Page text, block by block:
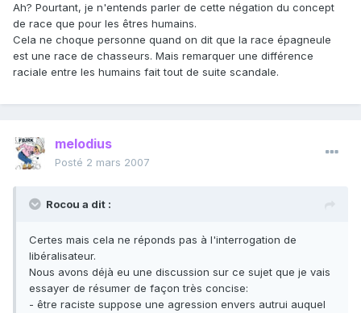
Ah? Pourtant, je n'entends parler de cette négation du concept
de race que pour les êtres humains.
Cela ne choque personne quand on dit que la race épagneule
est une race de chasseurs. Mais remarquer une différence
raciale entre les humains fait tout de suite scandale.
melodius
Posté 2 mars 2007
Rocou a dit :
Certes mais cela ne réponds pas à l'interrogation de
libéralisateur.
Nous avons déjà eu une discussion sur ce sujet que je vais
essayer de résumer de façon très concise:
- être raciste suppose une agression envers autrui auquel